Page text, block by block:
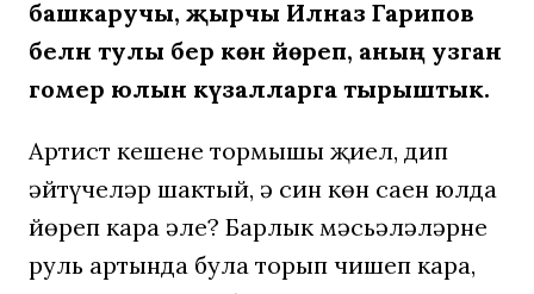
башкаручы, җырчы Илназ Гарипов
белән тулы бер көн йөреп, аның узган
гомер юлын күзалларга тырыштык.
Артист кешенең тормышы җиңел, дип
әйтүчеләр шактый, ә син көн саен юлда
йөреп кара әле? Барлык мәсьәләләрне
руль артында була торып чишеп кара,